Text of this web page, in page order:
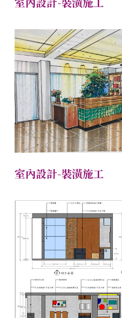
室內設計-裝潢施工